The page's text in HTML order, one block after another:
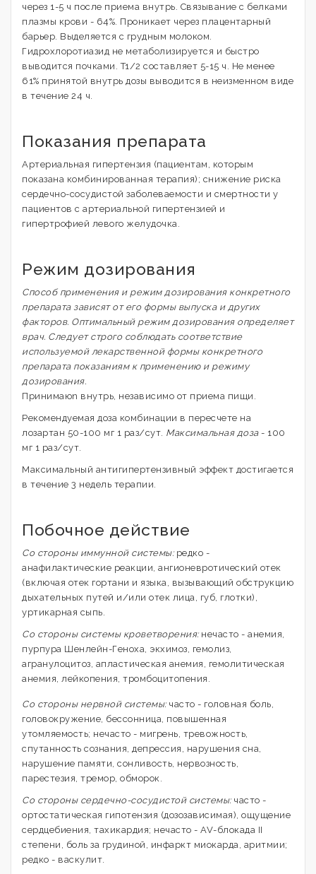
через 1-5 ч после приема внутрь. Связывание с белками
плазмы крови - 64%. Проникает через плацентарный
барьер. Выделяется с грудным молоком.
Гидрохлоротиазид не метаболизируется и быстро
выводится почками. T1/2 составляет 5-15 ч. Не менее
61% принятой внутрь дозы выводится в неизменном виде
в течение 24 ч.
Показания препарата
Артериальная гипертензия (пациентам, которым
показана комбинированная терапия); снижение риска
сердечно-сосудистой заболеваемости и смертности у
пациентов с артериальной гипертензией и
гипертрофией левого желудочка.
Режим дозирования
Способ применения и режим дозирования конкретного
препарата зависят от его формы выпуска и других
факторов. Оптимальный режим дозирования определяет
врач. Следует строго соблюдать соответствие
используемой лекарственной формы конкретного
препарата показаниям к применению и режиму
дозирования.
Принимаюn внутрь, независимо от приема пищи.
Рекомендуемая доза комбинации в пересчете на
лозартан 50-100 мг 1 раз/сут. Максимальная доза- 100
мг 1 раз/сут.
Максимальный антигипертензивный эффект достигается
в течение 3 недель терапии.
Побочное действие
Со стороны иммунной системы: редко -
анафилактические реакции, ангионевротический отек
(включая отек гортани и языка, вызывающий обструкцию
дыхательных путей и/или отек лица, губ, глотки),
уртикарная сыпь.
Со стороны системы кроветворения: нечасто - анемия,
пурпура Шенлейн-Геноха, экхимоз, гемолиз,
агранулоцитоз, апластическая анемия, гемолитическая
анемия, лейкопения, тромбоцитопения.
Со стороны нервной системы: часто - головная боль,
головокружение, бессонница, повышенная
утомляемость; нечасто - мигрень, тревожность,
спутанность сознания, депрессия, нарушения сна,
нарушение памяти, сонливость, нервозность,
парестезия, тремор, обморок.
Со стороны сердечно-сосудистой системы: часто -
ортостатическая гипотензия (дозозависимая), ощущение
сердцебиения, тахикардия; нечасто - AV-блокада II
степени, боль за грудиной, инфаркт миокарда, аритмии;
редко - васкулит.